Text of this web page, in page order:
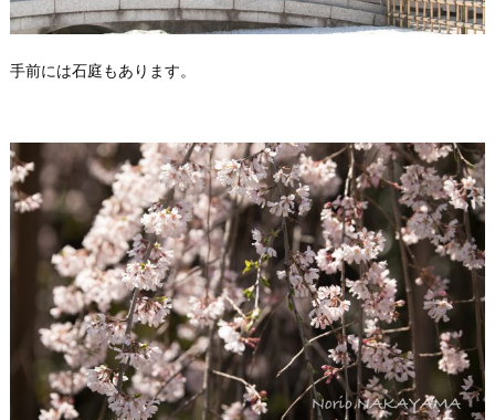
手前には石庭もあります。